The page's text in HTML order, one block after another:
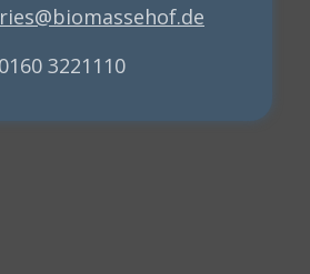
0160 3221110